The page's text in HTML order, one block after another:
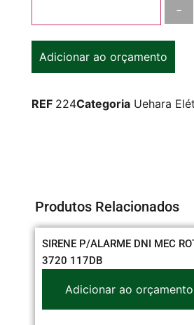
-
Adicionar ao orçamento
REF 224Categoria Uehara
Produtos Relacionados
SIRENE P/ALARME DNI MEC
3720 117DB
Adicionar ao orçamento